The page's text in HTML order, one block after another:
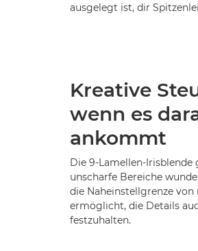
ausgelegt ist, dir
Kreative
wenn es
ankommt
Die 9-Lamellen-
unscharfe Bereiche
die Naheinstellgrenze von
ermöglicht, die Details
festzuhalten.